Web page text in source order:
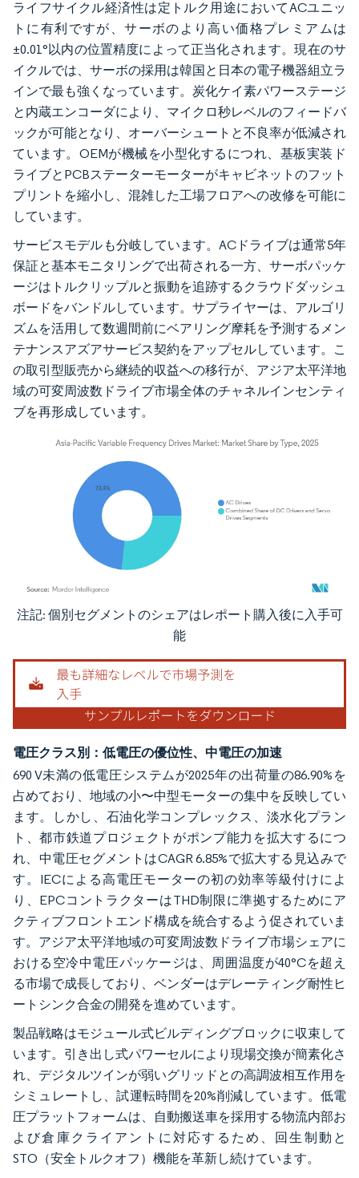
ライフサイクル経済性は定トルク用途においてACユニッ
トに有利ですが、サーボのより高い価格プレミアムは
±0.01°以内の位置精度によって正当化されます。現在のサ
イクルでは、サーボの採用は韓国と日本の電子機器組立ラ
インで最も強くなっています。炭化ケイ素パワーステージ
と内蔵エンコーダにより、マイクロ秒レベルのフィードバ
ックが可能となり、オーバーシュートと不良率が低減され
ています。OEMが機械を小型化するにつれ、基板実装ド
ライブとPCBステーターモーターがキャビネットのフット
プリントを縮小し、混雑した工場フロアへの改修を可能に
しています。
サービスモデルも分岐しています。ACドライブは通常5年
保証と基本モニタリングで出荷される一方、サーボパッケ
ージはトルクリップルと振動を追跡するクラウドダッシュ
ボードをバンドルしています。サプライヤーは、アルゴリ
ズムを活用して数週間前にベアリング摩耗を予測するメン
テナンスアズアサービス契約をアップセルしています。こ
の取引型販売から継続的収益への移行が、アジア太平洋地
域の可変周波数ドライブ市場全体のチャネルインセンティ
ブを再形成しています。
画像 © Mordor Intelligence。再利用にはCC BY 4.0の表示が必要です。
注記: 個別セグメントのシェアはレポート購入後に入手可
能
電圧クラス別：低電圧の優位性、中電圧の加速
690 V未満の低電圧システムが2025年の出荷量の86.90%を
占めており、地域の小〜中型モーターの集中を反映してい
ます。しかし、石油化学コンプレックス、淡水化プラン
ト、都市鉄道プロジェクトがポンプ能力を拡大するにつ
れ、中電圧セグメントはCAGR 6.85%で拡大する見込みで
す。IECによる高電圧モーターの初の効率等級付けによ
り、EPCコントラクターはTHD制限に準拠するためにア
クティブフロントエンド構成を統合するよう促されていま
す。アジア太平洋地域の可変周波数ドライブ市場シェアに
おける空冷中電圧パッケージは、周囲温度が40°Cを超え
る市場で成長しており、ベンダーはデレーティング耐性ヒ
ートシンク合金の開発を進めています。
製品戦略はモジュール式ビルディングブロックに収束して
います。引き出し式パワーセルにより現場交換が簡素化さ
れ、デジタルツインが弱いグリッドとの高調波相互作用を
シミュレートし、試運転時間を20%削減しています。低電
圧プラットフォームは、自動搬送車を採用する物流内部お
よび倉庫クライアントに対応するため、回生制動と
STO（安全トルクオフ）機能を革新し続けています。